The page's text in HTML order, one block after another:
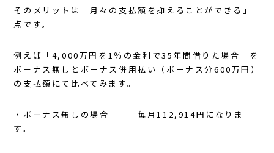
そのメリットは「月々の支払額を抑えることができる」
点です。
例えば「4,000万円を1％の金利で35年間借りた場合」を
ボーナス無しとボーナス併用払い（ボーナス分600万円）
の支払額にて比べてみます。
・ボーナス無しの場合 毎月112,914円になりま
す。